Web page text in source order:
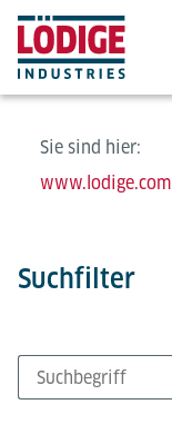
Sie sind hier:
www.lodige.com
Suchfilter